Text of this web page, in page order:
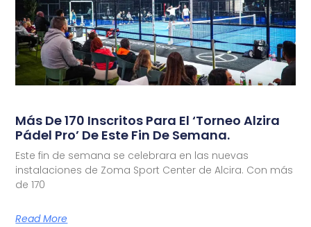
Más De 170 Inscritos Para El ‘Torneo Alzira
Pádel Pro’ De Este Fin De Semana.
Este fin de semana se celebrara en las nuevas
instalaciones de Zoma Sport Center de Alcira. Con más
de 170
Read More